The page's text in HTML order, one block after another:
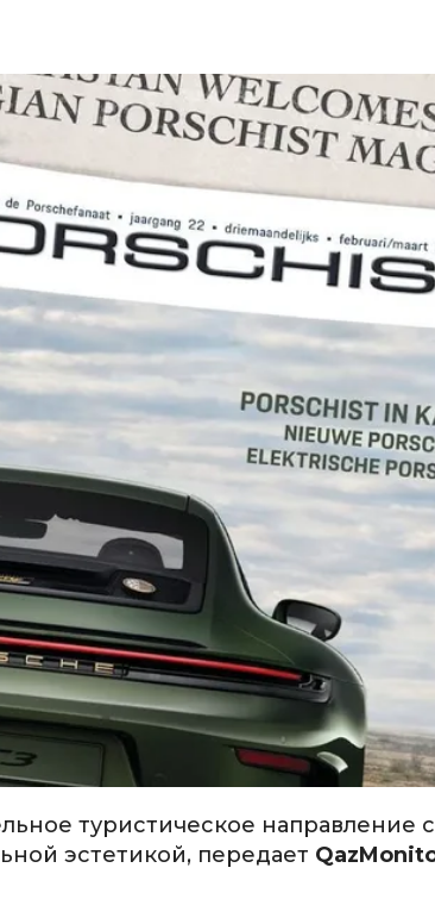
туристическое направление
эстетикой, передает